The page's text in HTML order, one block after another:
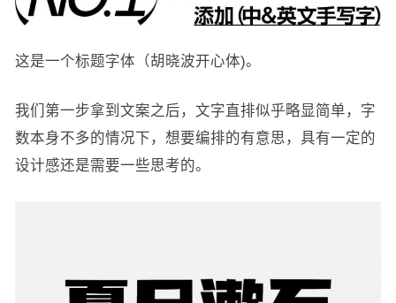
这是一个标题字体（胡晓波开心体)。
我们第一步拿到文案之后，文字直排似乎略显简单，字
数本身不多的情况下，想要编排的有意思，具有一定的
设计感还是需要一些思考的。